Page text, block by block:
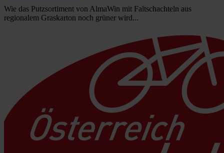
Wie das Putzsortiment von AlmaWin mit Faltschachteln aus
regionalem Graskarton noch grüner wird...